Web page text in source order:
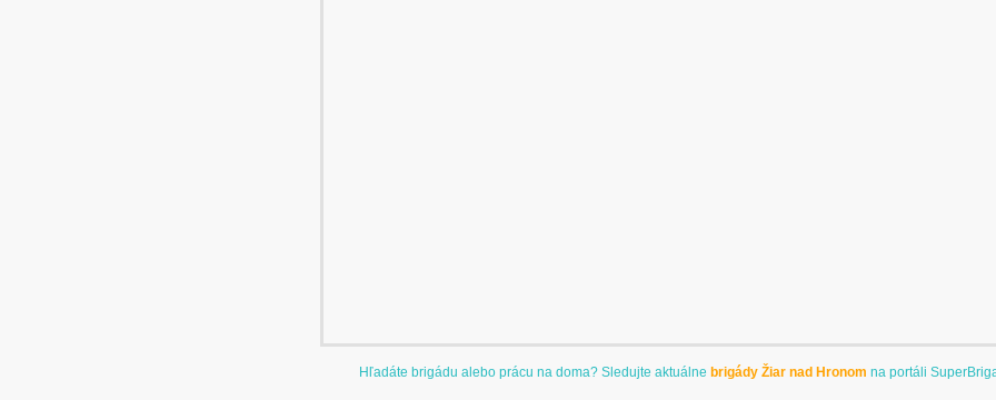
Hľadáte brigádu alebo prácu na doma? Sledujte aktuálne brigády Žiar nad Hronom na portáli